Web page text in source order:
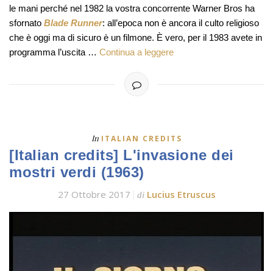
le mani perché nel 1982 la vostra concorrente Warner Bros ha
sfornato Blade Runner: all’epoca non è ancora il culto religioso
che è oggi ma di sicuro è un filmone. È vero, per il 1983 avete in
programma l’uscita … Continua a leggere
In ITALIAN CREDITS
[Italian credits] L'invasione dei
mostri verdi (1963)
27 Ottobre 2017 di Lucius Etruscus